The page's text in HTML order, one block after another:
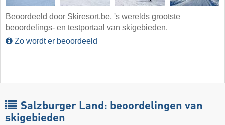
Beoordeeld door Skiresort.be, 's werelds grootste
beoordelings- en testportaal van skigebieden.
Zo wordt er beoordeeld
Salzburger Land: beoordelingen van
skigebieden